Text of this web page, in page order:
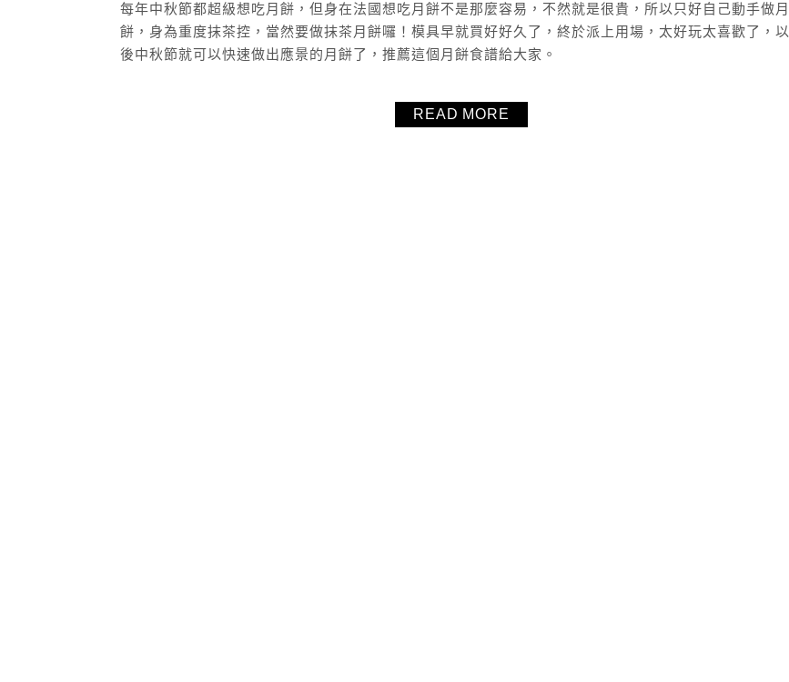
每年中秋節都超級想吃月餅，但身在法國想吃月餅不是那麼容易，不然就是很貴，所以只好自己動手做月
餅，身為重度抹茶控，當然要做抹茶月餅囉！模具早就買好好久了，終於派上用場，太好玩太喜歡了，以
後中秋節就可以快速做出應景的月餅了，推薦這個月餅食譜給大家。
READ MORE